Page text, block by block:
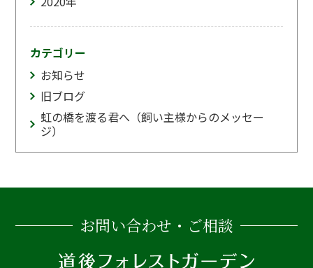
カテゴリー
お知らせ
旧ブログ
虹の橋を渡る君へ（飼い主様からのメッセー
ジ）
お問い合わせ・ご相談